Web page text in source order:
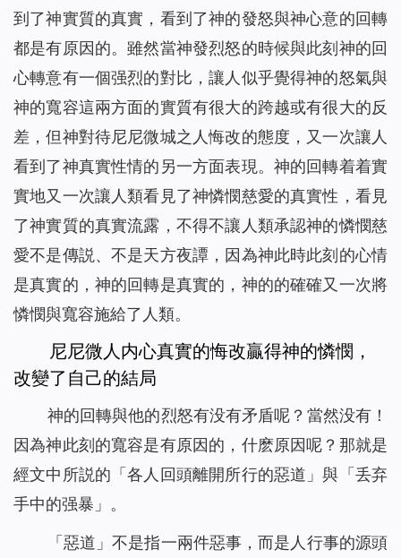
到了神實質的真實，看到了神的發怒與神心意的回轉
都是有原因的。雖然當神發烈怒的時候與此刻神的回
心轉意有一個强烈的對比，讓人似乎覺得神的怒氣與
神的寬容這兩方面的實質有很大的跨越或有很大的反
差，但神對待尼尼微城之人悔改的態度，又一次讓人
看到了神真實性情的另一方面表現。神的回轉着着實
實地又一次讓人類看見了神憐憫慈愛的真實性，看見
了神實質的真實流露，不得不讓人類承認神的憐憫慈
愛不是傳説、不是天方夜譚，因為神此時此刻的心情
是真實的，神的回轉是真實的，神的的確確又一次將
憐憫與寬容施給了人類。
尼尼微人内心真實的悔改贏得神的憐憫，
改變了自己的結局
神的回轉與他的烈怒有没有矛盾呢？當然没有！
因為神此刻的寬容是有原因的，什麽原因呢？那就是
經文中所説的「各人回頭離開所行的惡道」與「丢弃
手中的强暴」。
「惡道」不是指一兩件惡事，而是人行事的源頭